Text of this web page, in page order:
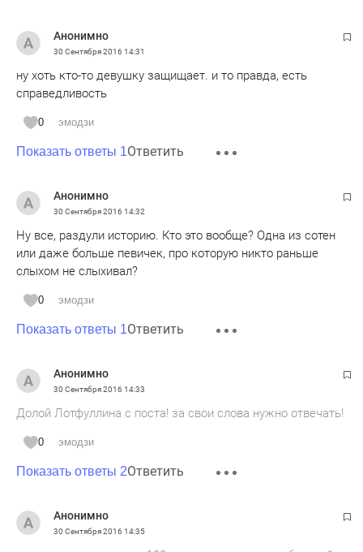
Анонимно
30 Сентября 2016 14:31
ну хоть кто-то девушку защищает. и то правда, есть
справедливость
0 эмодзи
Показать ответы 1Ответить
Анонимно
30 Сентября 2016 14:32
Ну все, раздули историю. Кто это вообще? Одна из сотен
или даже больше певичек, про которую никто раньше
слыхом не слыхивал?
0 эмодзи
Показать ответы 1Ответить
Анонимно
30 Сентября 2016 14:33
Долой Лотфуллина с поста! за свои слова нужно отвечать!
0 эмодзи
Показать ответы 2Ответить
Анонимно
30 Сентября 2016 14:35